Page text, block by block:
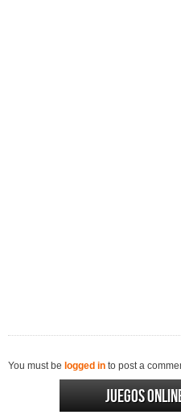
You must be logged in to post a
Juegos